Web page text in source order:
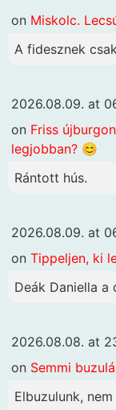
on Miskolc.
A fidesznek
2026.08.09. at
on Friss
legjobban? 😊
Rántott hús.
2026.08.09. at
on Tippeljen, ki
Deák Daniella a
2026.08.08. at
on Semmi
Elbuzulunk,